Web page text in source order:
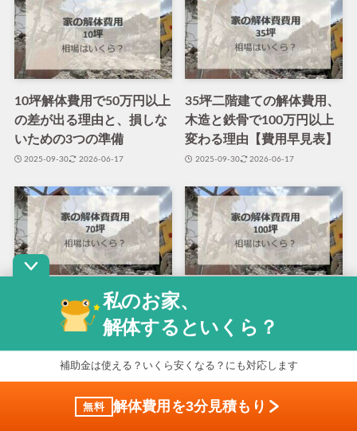
10坪解体費用で50万円以上
の差が出る理由と、損しな
いための3つの準備
2025-09-30 2026-06-17
35坪二階建ての解体費用、
木造と鉄骨で100万円以上
変わる理由【費用早見表】
2025-09-30 2026-06-17
70坪の家解体費用、木造で
も100万円以上の差が出る3
つの条件【2026年最新】
RC造で実は480万円差にな
るケースがある
私のお家、
解体するといくら？
補助金は使える？いくら安くなる？にも対応します
無料 解体費用を3分見積もり